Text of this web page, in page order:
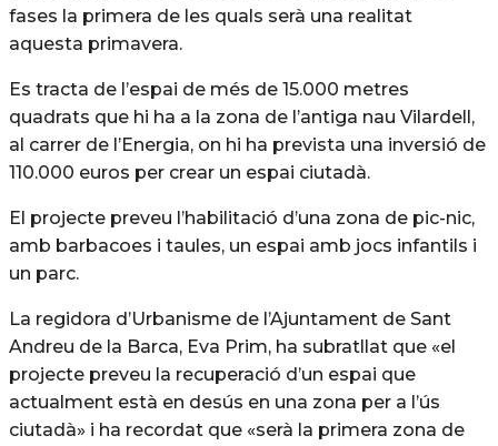
fases la primera de les quals serà una realitat
aquesta primavera.
Es tracta de l’espai de més de 15.000 metres
quadrats que hi ha a la zona de l’antiga nau Vilardell,
al carrer de l’Energia, on hi ha prevista una inversió de
110.000 euros per crear un espai ciutadà.
El projecte preveu l’habilitació d’una zona de pic-nic,
amb barbacoes i taules, un espai amb jocs infantils i
un parc.
La regidora d’Urbanisme de l’Ajuntament de Sant
Andreu de la Barca, Eva Prim, ha subratllat que «el
projecte preveu la recuperació d’un espai que
actualment està en desús en una zona per a l’ús
ciutadà» i ha recordat que «serà la primera zona de